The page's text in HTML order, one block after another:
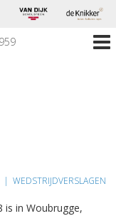
| WEDSTRIJDVERSLAGEN
is in Woubrugge,